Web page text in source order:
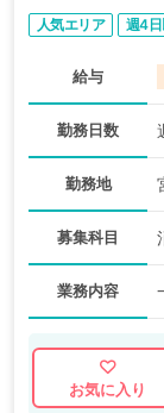
人気エリア 週4
給与
勤務日数
勤務地
募集科目
業務内容
お気に入り